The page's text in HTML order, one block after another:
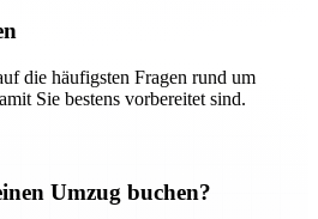
die häufigsten Fragen rund um
Sie bestens vorbereitet sind.
Umzug buchen?